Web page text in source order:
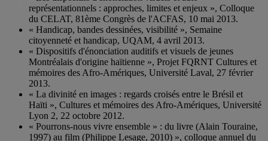
représentationnels : approches, limites et enjeux », Colloque
du CELAT, 81ème Congrès de l'ACFAS, 10 mai 2013.
« Handicap, bandes dessinées, visibilité », Semaine
citoyenneté et handicap, UQAM, 4 avril 2013.
« Dispositifs d'énonciation auditifs et visuels de jeunes
Montréalais d'origine haïtienne », Projet FQRNT Cultures et
mémoires des Afro-Amériques, Université Laval, 27 février
2013.
« La divinité en images : regards croisés entre le Brésil et
Haïti », Cultures et mémoires des Afro-Amériques, Université
Lyon 2, 22 octobre 2012.
« Pourrons-nous vivre ensemble » : du livre (Alain Touraine,
1997) au film (Philippe Lesage, 2010) », colloque annuel du